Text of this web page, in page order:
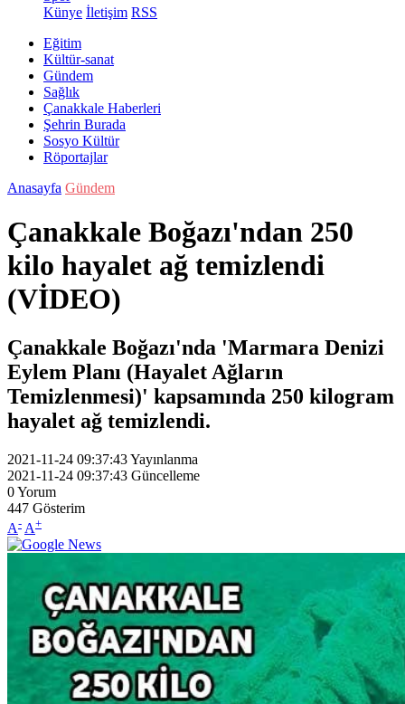
Künye İletişim RSS
Eğitim
Kültür-sanat
Gündem
Sağlık
Çanakkale Haberleri
Şehrin Burada
Sosyo Kültür
Röportajlar
Anasayfa Gündem
Çanakkale Boğazı'ndan 250
kilo hayalet ağ temizlendi
(VİDEO)
Çanakkale Boğazı'nda 'Marmara Denizi
Eylem Planı (Hayalet Ağların
Temizlenmesi)' kapsamında 250 kilogram
hayalet ağ temizlendi.
2021-11-24 09:37:43Yayınlanma
2021-11-24 09:37:43 Güncelleme
0Yorum
447 Gösterim
A- A+